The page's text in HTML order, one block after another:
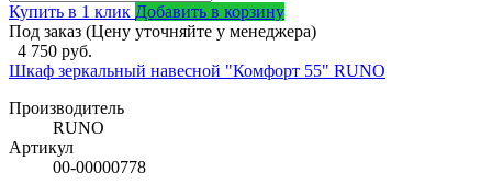
Купить в 1 клик Добавить в корзину
Под заказ (Цену уточняйте у менеджера)
4 750 руб.
Шкаф зеркальный навесной "Комфорт 55" RUNO
Производитель
RUNO
Артикул
00-00000778